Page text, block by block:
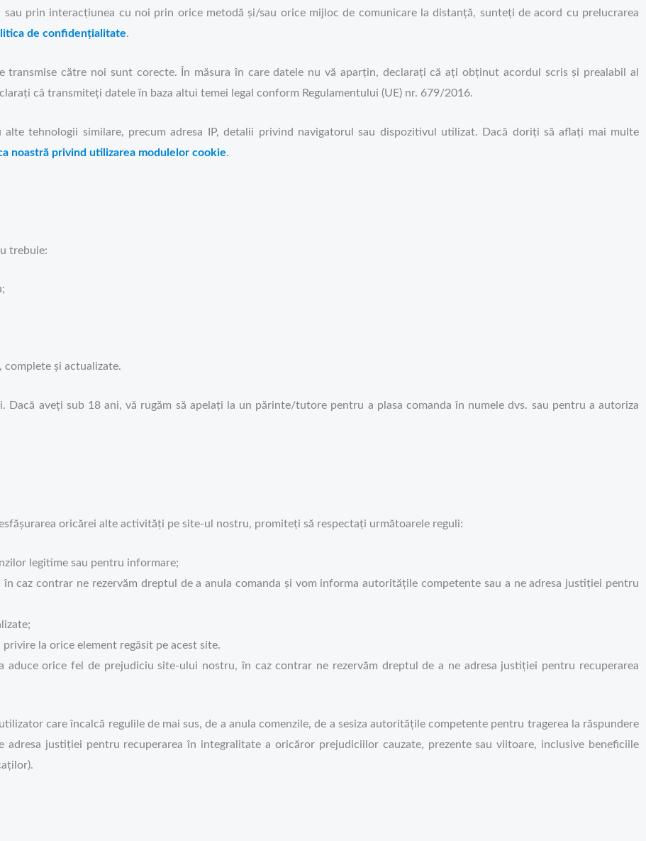
sau prin interacțiunea cu noi prin orice metodă și/sau orice mijloc de comunicare la distanță, sunteți de acord cu prelucrarea
de confidențialitate.
către noi sunt corecte. În măsura în care datele nu vă aparțin, declarați că ați obținut acordul scris și prealabil al
că transmiteți datele în baza altui temei legal conform Regulamentului (UE) nr. 679/2016.
tehnologii similare, precum adresa IP, detalii privind navigatorul sau dispozitivul utilizat. Dacă doriți să aflați mai multe
noastră privind utilizarea modulelor cookie.
trebuie:
și actualizate.
Dacă aveți sub 18 ani, vă rugăm să apelați la un părinte/tutore pentru a plasa comanda în numele dvs. sau pentru a autoriza
oricărei alte activități pe site-ul nostru, promiteți să respectați următoarele reguli:
legitime sau pentru informare;
caz contrar ne rezervăm dreptul de a anula comanda și vom informa autoritățile competente sau a ne adresa justiției pentru
la orice element regăsit pe acest site.
aduce orice fel de prejudiciu site-ului nostru, în caz contrar ne rezervăm dreptul de a ne adresa justiției pentru recuperarea
care încalcă regulile de mai sus, de a anula comenzile, de a sesiza autoritățile competente pentru tragerea la răspundere
justiției pentru recuperarea în integralitate a oricăror prejudiciilor cauzate, prezente sau viitoare, inclusive beneficiile